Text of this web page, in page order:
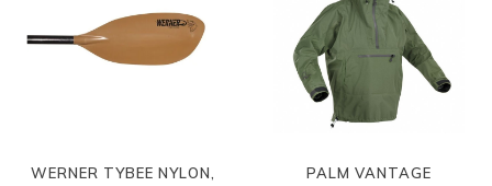
WERNER TYBEE NYLON,
PALM VANTAGE